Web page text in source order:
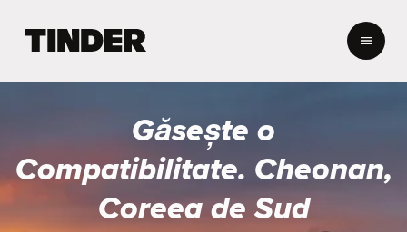
T
n
e
Găsește o
Compatibilitate. Cheonan,
Coreea de Sud